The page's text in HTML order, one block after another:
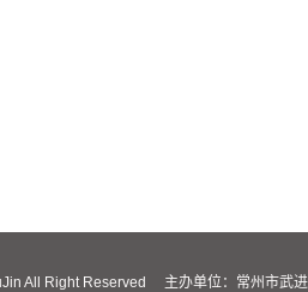
All Right Reserved 主办单位：常州市